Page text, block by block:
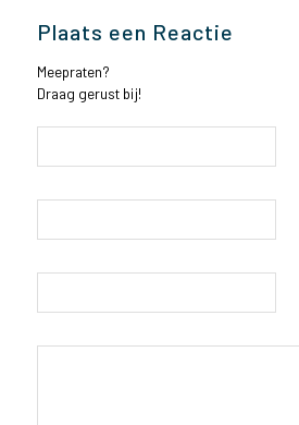
Plaats een Reactie
Meepraten?
Draag gerust bij!